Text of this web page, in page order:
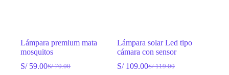
Lámpara premium mata
mosquitos
S/70.00
El
S/59.00El
Lámpara solar Led tipo
cámara con sensor
S/119.00
El
S/109.00El